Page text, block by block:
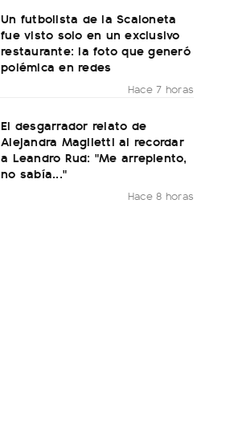
Un futbolista de la Scaloneta
fue visto solo en un exclusivo
restaurante: la foto que generó
polémica en redes
Hace 7 horas
El desgarrador relato de
Alejandra Maglietti al recordar
a Leandro Rud: "Me arrepiento,
no sabía..."
Hace 8 horas